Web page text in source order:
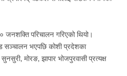
जनशक्ति परिचालन गरिएको थियो।
सञ्चालन भएपछि कोशी प्रदेशका
मोरङ, झापार भोजपुरवासी प्रत्यक्ष